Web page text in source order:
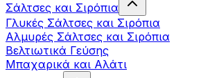
Σάλτσες και Σιρόπια
Γλυκές Σάλτσες και Σιρόπια
Αλμυρές Σάλτσες και Σιρόπια
Bελτιωτικά Γεύσης
Μπαχαρικά και Αλάτι